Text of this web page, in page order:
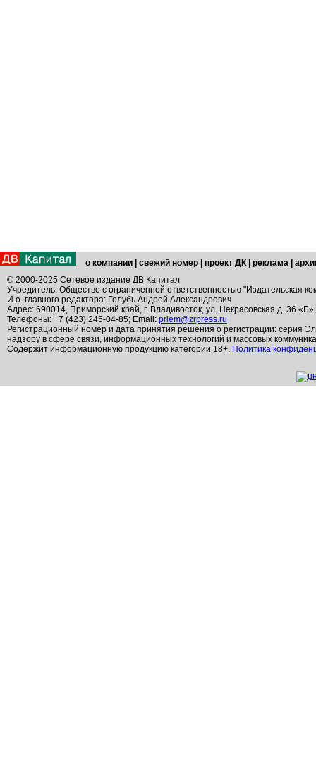
о компании свежий номер проект ДК реклама
© 2000-2025 Сетевое издание ДВ Капитал
Учредитель: Общество с ограниченной ответственностью "Издательская
И.о. главного редактора: Голубь Андрей Александрович
Адрес: 690014, Приморский край, г. Владивосток, ул. Некрасовская д. 36
Телефоны: +7 (423) 245-04-85; Email: priem@zrpress.ru
Регистрационный номер и дата принятия решения о регистрации: серия
надзору в сфере связи, информационных технологий и массовых
Содержит информационную продукцию категории 18+. Политика